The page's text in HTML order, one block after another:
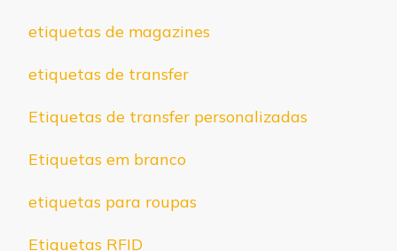
etiquetas de magazines
etiquetas de transfer
Etiquetas de transfer personalizadas
Etiquetas em branco
etiquetas para roupas
Etiquetas RFID